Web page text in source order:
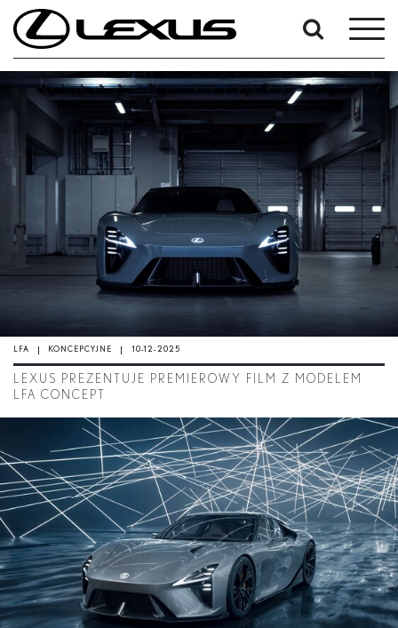
KONCEPCYJNE
LFA KONCEPCYJNE 10-12-2025
LEXUS PREZENTUJE PREMIEROWY FILM Z MODELEM
LFA CONCEPT
W
okresie
Od
Data rozpoczęcia
Zakończ